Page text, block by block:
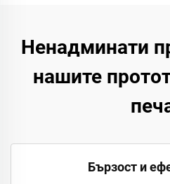
Ненадминати
нашите
Бързост и